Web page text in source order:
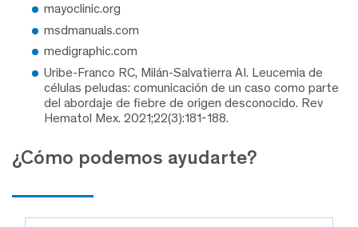
mayoclinic.org
msdmanuals.com
medigraphic.com
Uribe-Franco RC, Milán-Salvatierra AI. Leucemia de
células peludas: comunicación de un caso como parte
del abordaje de fiebre de origen desconocido. Rev
Hematol Mex. 2021;22(3):181-188.
¿Cómo podemos ayudarte?